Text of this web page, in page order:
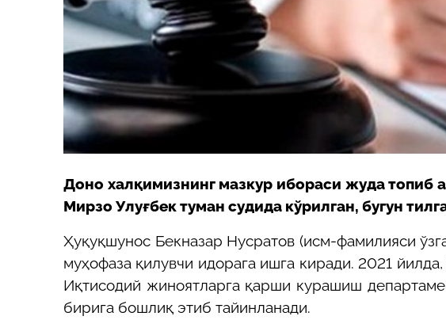
Доно халқимизнинг мазкур ибораси жуда топиб
Мирзо Улуғбек туман судида кўрилган, бугун
Ҳуқуқшунос Бекназар Нусратов (исм-фамилияси
муҳофаза қилувчи идорага ишга киради. 2021
Иқтисодий жиноятларга қарши курашиш
бирига бошлиқ этиб тайинланади.